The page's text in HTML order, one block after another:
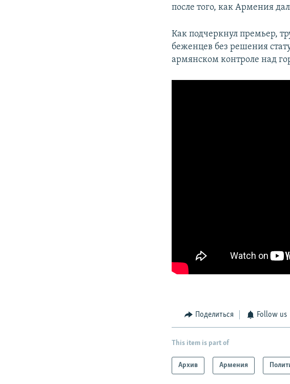
после того, как Армения
Как подчеркнул премьер,
беженцев без решения
армянском контроле над
Поделиться Follow us
This item is part of
Архив Армения